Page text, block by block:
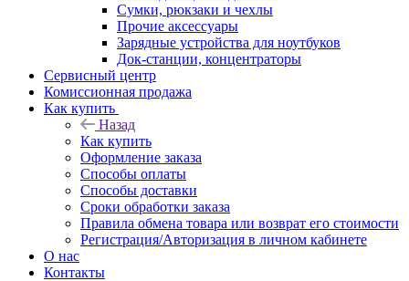
Сумки, рюкзаки и чехлы
Прочие аксессуары
Зарядные устройства для ноутбуков
Док-станции, концентраторы
Сервисный центр
Комиссионная продажа
Как купить
Назад
Как купить
Оформление заказа
Способы оплаты
Способы доставки
Сроки обработки заказа
Правила обмена товара или возврат его стоимости
Регистрация/Авторизация в личном кабинете
О нас
Контакты